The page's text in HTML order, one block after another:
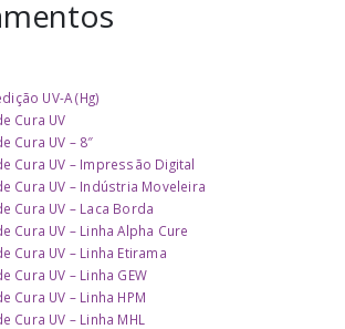
UV-A (Hg)
Cura UV
Cura UV – 8″
Cura UV – Impressão Digital
Cura UV – Indústria Moveleira
Cura UV – Laca Borda
Cura UV – Linha Alpha Cure
Cura UV – Linha Etirama
Cura UV – Linha GEW
Cura UV – Linha HPM
Cura UV – Linha MHL